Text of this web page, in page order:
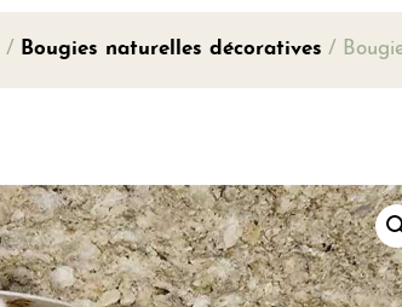
/ Bougies naturelles décoratives /